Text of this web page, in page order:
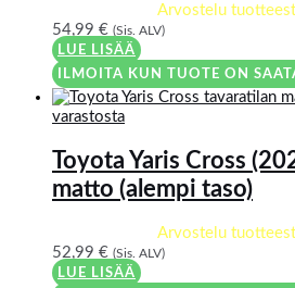
Arvostelu
54,99 € (Sis. ALV)
LUE LISÄÄ
ILMOITA KUN TUOTE ON
varastosta
Toyota Yaris Cross
matto (alempi taso)
Arvostelu
52,99 € (Sis. ALV)
LUE LISÄÄ